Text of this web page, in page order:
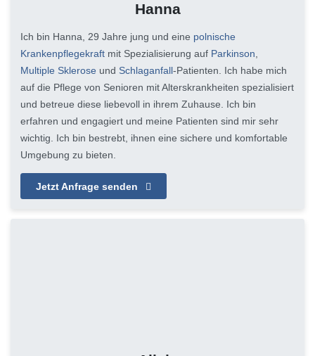
Hanna
Ich bin Hanna, 29 Jahre jung und eine polnische
Krankenpflegekraft mit Spezialisierung auf Parkinson,
Multiple Sklerose und Schlaganfall-Patienten. Ich habe mich
auf die Pflege von Senioren mit Alterskrankheiten spezialisiert
und betreue diese liebevoll in ihrem Zuhause. Ich bin
erfahren und engagiert und meine Patienten sind mir sehr
wichtig. Ich bin bestrebt, ihnen eine sichere und komfortable
Umgebung zu bieten.
Jetzt Anfrage senden